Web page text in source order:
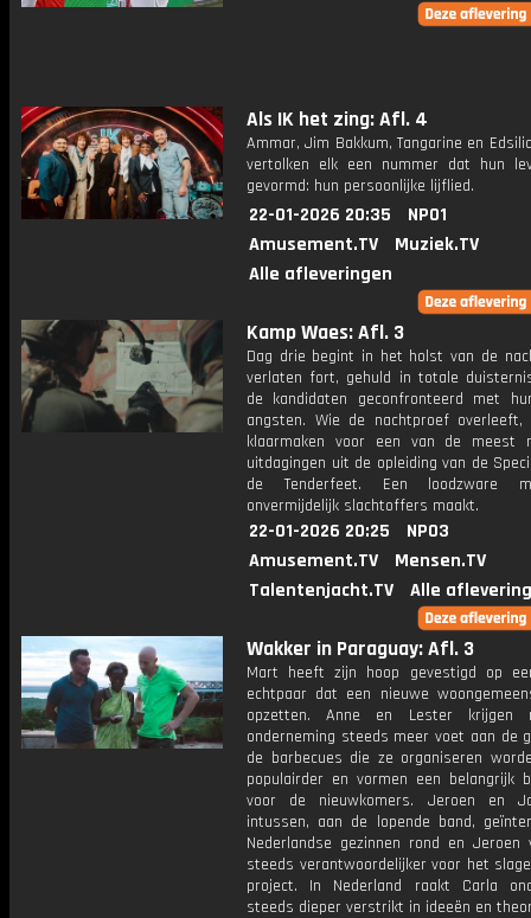
Als IK het zing: Afl. 4
Ammar, Jim Bakkum, Tangarine en
vertolken elk een nummer dat hun
gevormd: hun persoonlijke lijflied.
22-01-2026 20:35
NPO1
Amusement.TV
Muziek.TV
Alle afleveringen
Kamp Waes: Afl. 3
Dag drie begint in het holst van de
verlaten fort, gehuld in totale
de kandidaten geconfronteerd met
angsten. Wie de nachtproef overleeft,
klaarmaken voor een van de meest
uitdagingen uit de opleiding van de
de Tenderfeet. Een loodzware
onvermijdelijk slachtoffers maakt.
22-01-2026 20:25
NPO3
Amusement.TV
Mensen.TV
Talentenjacht.TV
Alle
Wakker in Paraguay: Afl. 3
Mart heeft zijn hoop gevestigd op
echtpaar dat een nieuwe
opzetten. Anne en Lester krijgen
onderneming steeds meer voet aan de
de barbecues die ze organiseren
populairder en vormen een belangrijk
voor de nieuwkomers. Jeroen en
intussen, aan de lopende band,
Nederlandse gezinnen rond en Jeroen
steeds verantwoordelijker voor het
project. In Nederland raakt Carla
steeds dieper verstrikt in ideeën en